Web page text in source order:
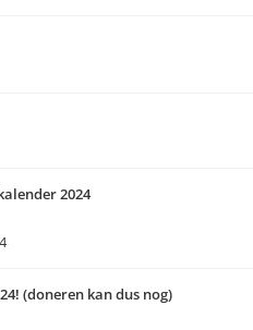
2024
(doneren kan dus nog)